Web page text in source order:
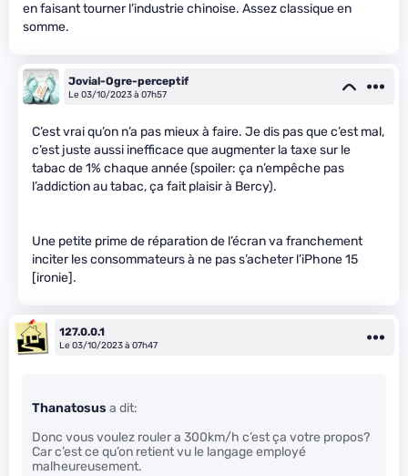
en faisant tourner l’industrie chinoise. Assez classique en
somme.
Jovial-Ogre-perceptif
Le 03/10/2023 à 07h57
C’est vrai qu’on n’a pas mieux à faire. Je dis pas que c’est mal,
c’est juste aussi inefficace que augmenter la taxe sur le
tabac de 1% chaque année (spoiler: ça n’empêche pas
l’addiction au tabac, ça fait plaisir à Bercy).
Une petite prime de réparation de l’écran va franchement
inciter les consommateurs à ne pas s’acheter l’iPhone 15
[ironie].
127.0.0.1
Le 03/10/2023 à 07h47
Thanatosus a dit:
Donc vous voulez rouler a 300km/h c’est ça votre propos?
Car c’est ce qu’on retient vu le langage employé
malheureusement.